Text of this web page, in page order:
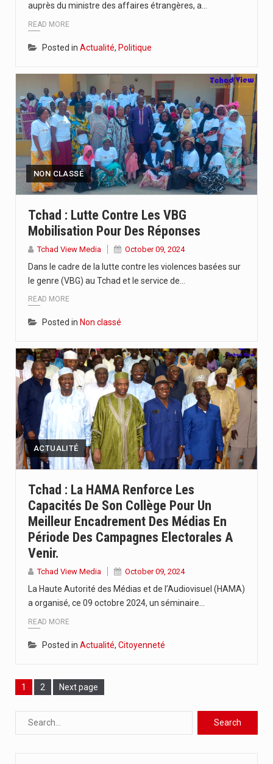
auprès du ministre des affaires étrangères, a…
READ MORE
Posted in Actualité, Politique
NON CLASSÉ
Tchad : Lutte Contre Les VBG
Mobilisation Pour Des Réponses
Tchad View Media October 09, 2024
Dans le cadre de la lutte contre les violences basées sur
le genre (VBG) au Tchad et le service de…
READ MORE
Posted in Non classé
ACTUALITÉ
Tchad : La HAMA Renforce Les
Capacités De Son Collège Pour Un
Meilleur Encadrement Des Médias En
Période Des Campagnes Electorales A
Venir.
Tchad View Media October 09, 2024
La Haute Autorité des Médias et de l’Audiovisuel (HAMA)
a organisé, ce 09 octobre 2024, un séminaire…
READ MORE
Posted in Actualité, Citoyenneté
Page
1 Page
2 Next page